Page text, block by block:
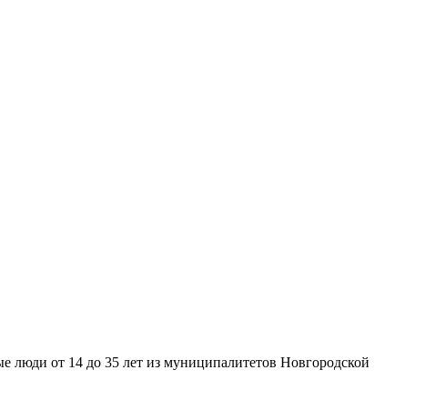
люди от 14 до 35 лет из муниципалитетов Новгородской